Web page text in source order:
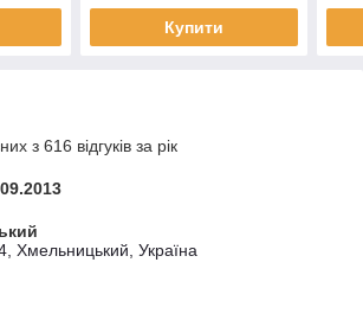
Купити
з 616 відгуків за рік
Хмельницький, Україна